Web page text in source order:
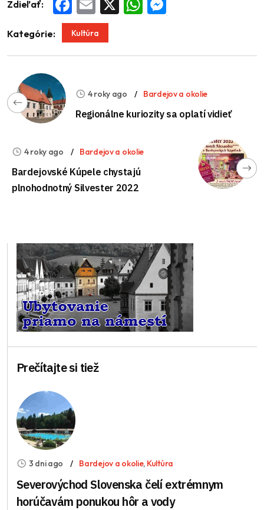
Zdieľať: Facebook
Email WhatsApp
Kategórie: Kultúra
4 roky ago Bardejov a okolie
Regionálne kuriozity sa oplatí vidieť
4 roky ago Bardejov a okolie
Bardejovské Kúpele chystajú
plnohodnotný Silvester 2022
Prečítajte si tiež
3 dni ago Bardejov a okolie, Kultúra
Severovýchod Slovenska čelí extrémnym
horúčavám ponukou hôr a vody